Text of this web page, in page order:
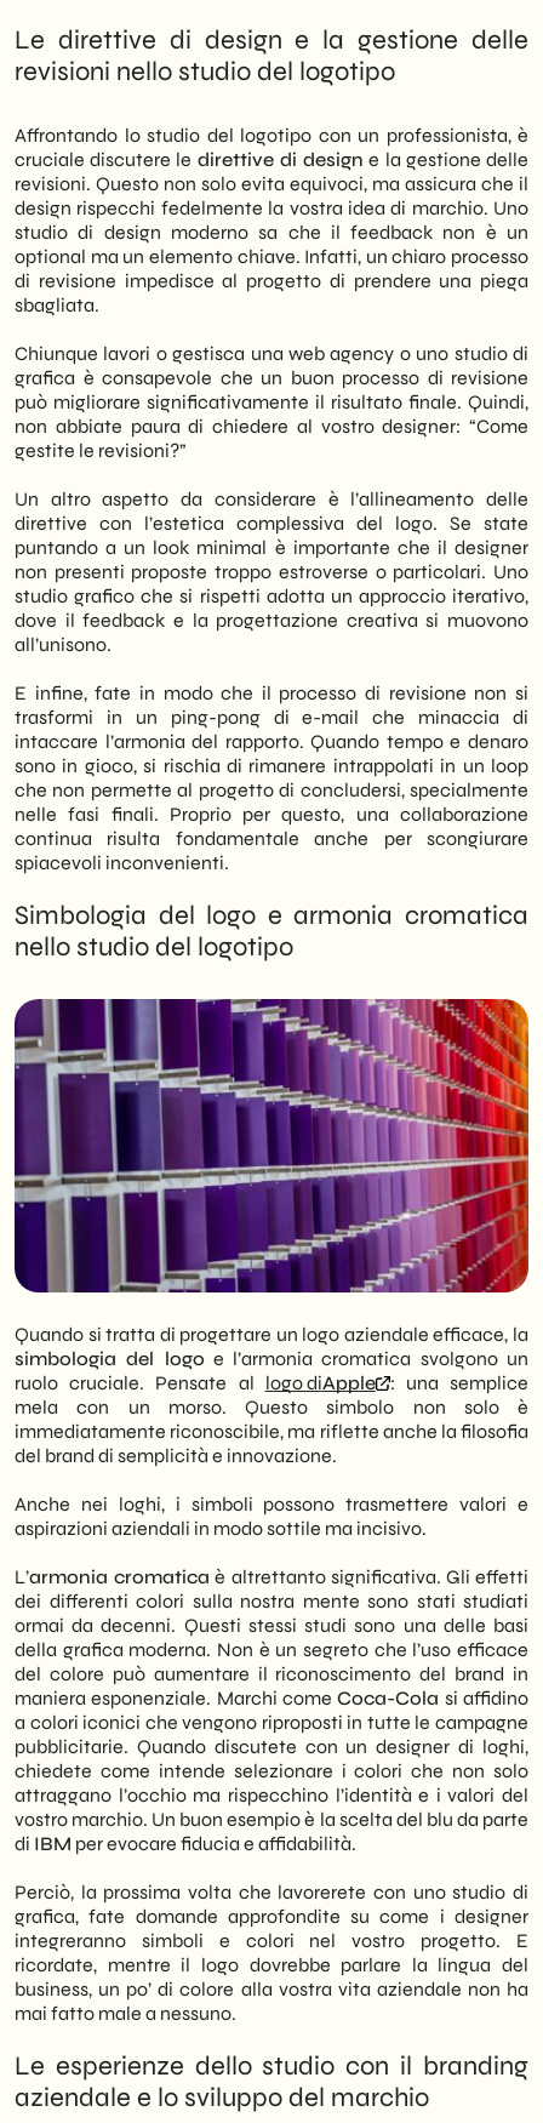
Le direttive di design e la gestione delle
revisioni nello studio del logotipo
Affrontando lo studio del logotipo con un professionista, è
cruciale discutere le direttive di design e la gestione delle
revisioni. Questo non solo evita equivoci, ma assicura che il
design rispecchi fedelmente la vostra idea di marchio. Uno
studio di design moderno sa che il feedback non è un
optional ma un elemento chiave. Infatti, un chiaro processo
di revisione impedisce al progetto di prendere una piega
sbagliata.
Chiunque lavori o gestisca una web agency o uno studio di
grafica è consapevole che un buon processo di revisione
può migliorare significativamente il risultato finale. Quindi,
non abbiate paura di chiedere al vostro designer: “Come
gestite le revisioni?”
Un altro aspetto da considerare è l’allineamento delle
direttive con l’estetica complessiva del logo. Se state
puntando a un look minimal è importante che il designer
non presenti proposte troppo estroverse o particolari. Uno
studio grafico che si rispetti adotta un approccio iterativo,
dove il feedback e la progettazione creativa si muovono
all’unisono.
E infine, fate in modo che il processo di revisione non si
trasformi in un ping-pong di e-mail che minaccia di
intaccare l’armonia del rapporto. Quando tempo e denaro
sono in gioco, si rischia di rimanere intrappolati in un loop
che non permette al progetto di concludersi, specialmente
nelle fasi finali. Proprio per questo, una collaborazione
continua risulta fondamentale anche per scongiurare
spiacevoli inconvenienti.
Simbologia del logo e armonia cromatica
nello studio del logotipo
Quando si tratta di progettare un logo aziendale efficace, la
simbologia del logo e l’armonia cromatica svolgono un
ruolo cruciale. Pensate al logo diApple
: una semplice
mela con un morso. Questo simbolo non solo è
immediatamente riconoscibile, ma riflette anche la filosofia
del brand di semplicità e innovazione.
Anche nei loghi, i simboli possono trasmettere valori e
aspirazioni aziendali in modo sottile ma incisivo.
L’armonia cromatica è altrettanto significativa. Gli effetti
dei differenti colori sulla nostra mente sono stati studiati
ormai da decenni. Questi stessi studi sono una delle basi
della grafica moderna. Non è un segreto che l’uso efficace
del colore può aumentare il riconoscimento del brand in
maniera esponenziale. Marchi comeCoca-Cola si affidino
a colori iconici che vengono riproposti in tutte le campagne
pubblicitarie. Quando discutete con un designer di loghi,
chiedete come intende selezionare i colori che non solo
attraggano l’occhio ma rispecchino l’identità e i valori del
vostro marchio. Un buon esempio è la scelta del blu da parte
di IBM per evocare fiducia e affidabilità.
Perciò, la prossima volta che lavorerete con uno studio di
grafica, fate domande approfondite su come i designer
integreranno simboli e colori nel vostro progetto. E
ricordate, mentre il logo dovrebbe parlare la lingua del
business, un po’ di colore alla vostra vita aziendale non ha
mai fatto male a nessuno.
Le esperienze dello studio con il branding
aziendale e lo sviluppo del marchio